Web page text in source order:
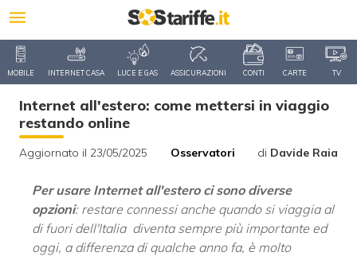
MOBILE INTERNET CASA LUCE E GAS ASSICURAZIONI CONTI CARTE TV
Internet all'estero: come mettersi in viaggio
restando online
Aggiornato il 23/05/2025 Osservatori di Davide Raia
Per usare Internet all'estero ci sono diverse
opzioni: restare connessi anche quando si viaggia al
di fuori dell'Italia diventa sempre più importante ed
oggi, a differenza di qualche anno fa, è molto